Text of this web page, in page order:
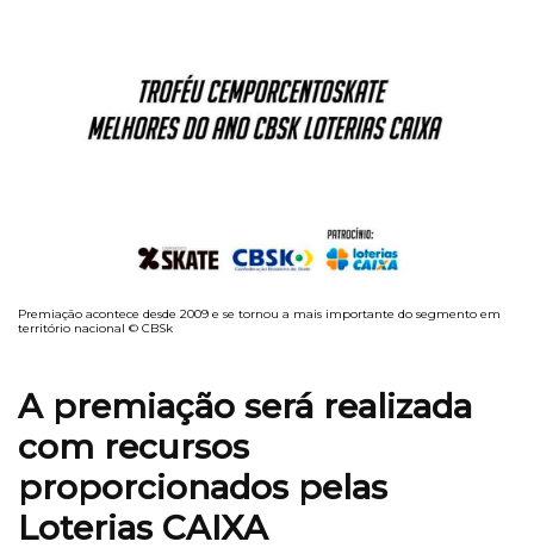
Premiação acontece desde 2009 e se tornou a mais importante do segmento em
território nacional © CBSk
A premiação será realizada
com recursos
proporcionados pelas
Loterias CAIXA